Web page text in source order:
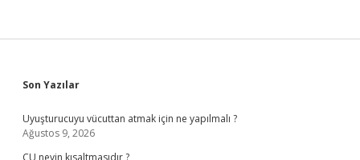
Sidebar
Son Yazılar
Uyuşturucuyu vücuttan atmak için ne yapılmalı ?
Ağustos 9, 2026
CU neyin kısaltmasıdır ?